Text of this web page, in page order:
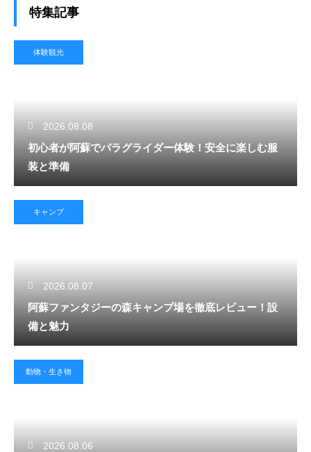
特集記事
体験観光
2026.08.08
初心者が阿蘇でパラグライダー体験！安全に楽しむ服
装と準備
キャンプ
2026.08.07
阿蘇ファンタジーの森キャンプ場を徹底レビュー！設
備と魅力
動物・生き物
2026.08.06